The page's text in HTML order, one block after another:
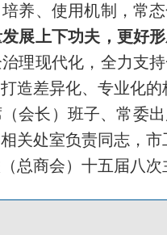
养、使用机制，常
展上下功夫，更好形
理现代化，全力支
造差异化、专业化的
会长）班子、常委
关处室负责同志，
总商会）十五届八次